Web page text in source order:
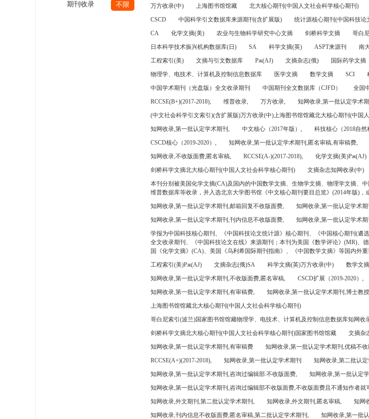
期刊收录 不限 万方收录(中) 上海图书馆馆藏 北大核心期刊(中国人文社会科学核心期刊)
CSCD
中国科学引文数据库来源期刊(含扩展版) 统计源核心期刊(中国科技论
CA
化学文摘(美) 农业与生物科学研究中心文摘 剑桥科学文摘 哥白
日本科学技术振兴机构数据库(日)
SA 科学文摘(英) ASPT来源刊 南
工程索引(美)
文摘与引文数据库 Pж(AJ) 文摘杂志(俄) 国际药学文摘
物理学、电技术、计算机及控制信息数据库
医学文摘 数学文摘 SCI
中国学术期刊（光盘版）全文收录期刊
中国期刊全文数据库（CJFD） 全国
RCCSE(B+)(2017-2018),
维普收录, 万方收录, 知网收录,第一批认定学术
(中文社会科学引文索引)(含扩展版)万方收录(中)上海图书馆馆藏北大核心期刊(中国
知网收录,第一批认定学术期刊,
中文核心（2017年版）, 科技核心（2018自然
CSCD核心（2019-2020）,
知网收录,第一批认定学术期刊,匿名审稿,有审稿费,
知网收录,不收版面费,匿名审稿,
RCCSE(A-)(2017-2018),
化学文摘(美)Pж(AJ)
剑桥科学文摘北大核心期刊(中国人文社会科学核心期刊)
文摘杂志知网收录(中)
本刊分别被美国化学文摘(CA)及国内的中国数学文摘、生物学文摘、物理学文摘、
维普数据库等收录，并入选北京大学图书馆《中文核心期刊要目总览》(2014年版)，
知网收录,第一批认定学术期刊,邮箱回复不收版面费,
知网收录,第一批认定学术
知网收录,第一批认定学术期刊,刊内信息不收版面费,
知网收录,第一批认定学术
学报为中国科技核心期刊、《中国科技论文统计源》核心期刊、《中国核心期刊(遴
全文收录期刊、《中国科技论文在线》来源期刊；本刊为美国《数学评论》(MR)、
国《化学文摘》(CA)、美国《乌利希国际期刊指南》、《中国数学文摘》等国内外
工程索引(美)Pж(AJ)
文摘杂志(俄)SA 科学文摘(英)万方收录(中) 数学文
知网收录,第一批认定学术期刊,不收版面费,匿名审稿,
CSCD扩展（2019-2020）,
知网收录,第一批认定学术期刊,有审稿费,
知网收录,第一批认定学术期刊,博士教
上海图书馆馆藏北大核心期刊(中国人文社会科学核心期刊)
哥白尼索引(波兰)国家图书馆馆藏物理学、电技术、计算机及控制信息数据库知网收
剑桥科学文摘北大核心期刊(中国人文社会科学核心期刊)国家图书馆馆藏
文摘杂
知网收录,第一批认定学术期刊,有审稿费
知网收录,第一批认定学术期刊,优稿不
RCCSE(A+)(2017-2018),
知网收录,第一批认定学术期刊
知网收录,第二批认
知网收录,第一批认定学术期刊,咨询过编辑部:不收版面费,
知网收录,第一批认定
知网收录,第一批认定学术期刊,咨询过编辑部不收版面费,不收版面费且不通知作者就
知网收录,外文期刊,第二批认定学术期刊,
知网收录,外文期刊,匿名审稿,
知网
知网收录,刊内信息不收版面费,匿名审稿,第二批认定学术期刊,
知网收录,第一批